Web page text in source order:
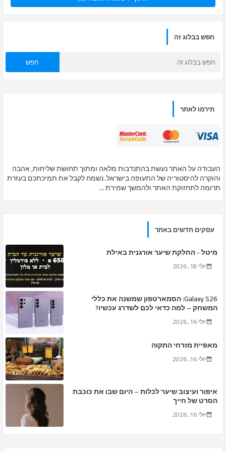
חפש בבלוג זה
תירמו לאתר
העבודה על האתר נעשת בהתנדבות מלאה ומתוך תחושת שליחות, אהבה
והוקרה להיסטוריה של התעופה בישראל. נשמח לקבל את תמיכתכם בעזרת
תרומה לתחזוקת האתר ולהמשך שמירת ...
עסקים חדשים באתר
מיטל - החלקת שיער אורגנית באילת
יולי 18, 2026
Galaxy S26: הסמארטפון שמשנה את כללי
המשחק – למה כדאי לכם לשדרג עכשיו?
יולי 16, 2026
מאפיית מזרחי התקוה
יולי 16, 2026
איפור ועיצוב שיער לכלות – היום שבו את כוכבת
הסרט של חייך
יולי 16, 2026